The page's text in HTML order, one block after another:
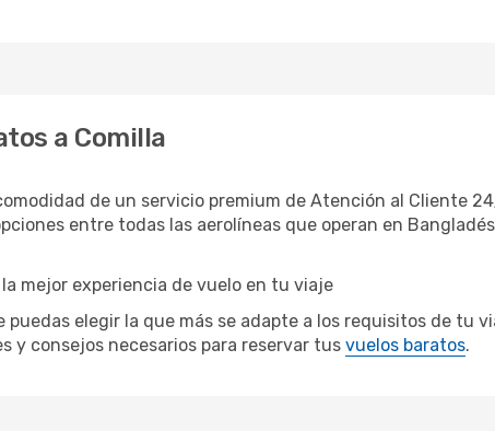
a Comilla
de un servicio premium de Atención al Cliente
entre todas las aerolíneas que operan en
mejor experiencia de vuelo en tu viaje
elegir la que más se adapte a los requisitos de tu
y consejos necesarios para reservar tus vuelos baratos.